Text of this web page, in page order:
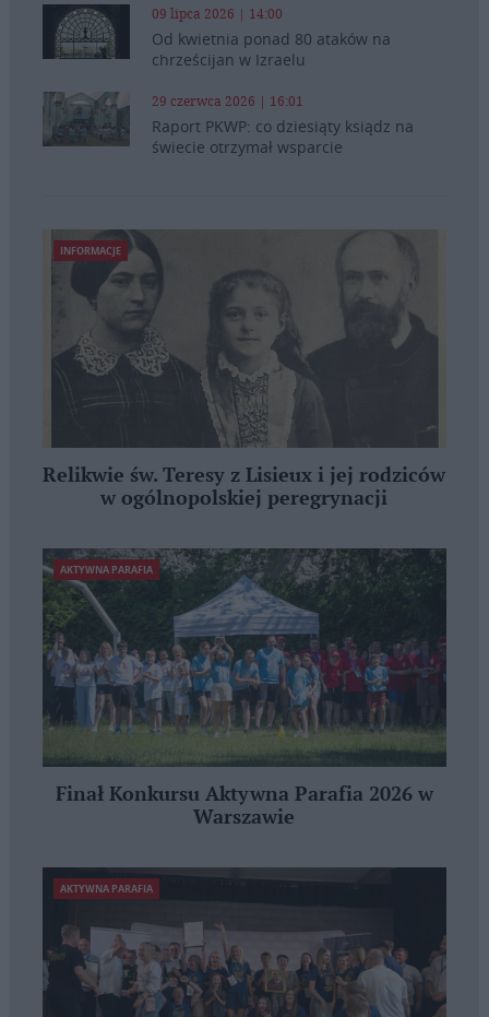
09 lipca 2026 | 14:00
Od kwietnia ponad 80 ataków na
chrześcijan w Izraelu
29 czerwca 2026 | 16:01
Raport PKWP: co dziesiąty ksiądz na
świecie otrzymał wsparcie
INFORMACJE
Relikwie św. Teresy z Lisieux i jej rodziców
w ogólnopolskiej peregrynacji
AKTYWNA PARAFIA
Finał Konkursu Aktywna Parafia 2026 w
Warszawie
AKTYWNA PARAFIA